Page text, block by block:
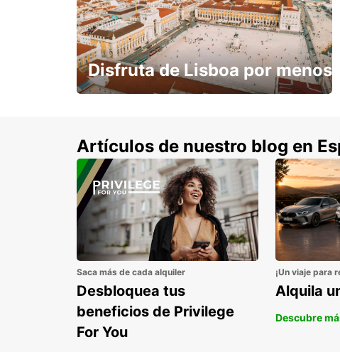
Disfruta de Lisboa por menos
Artículos de nuestro blog en
Saca más de cada alquiler
Desbloquea tus
beneficios de Privilege
For You
¡Un viaje para
Alquila
Descubre